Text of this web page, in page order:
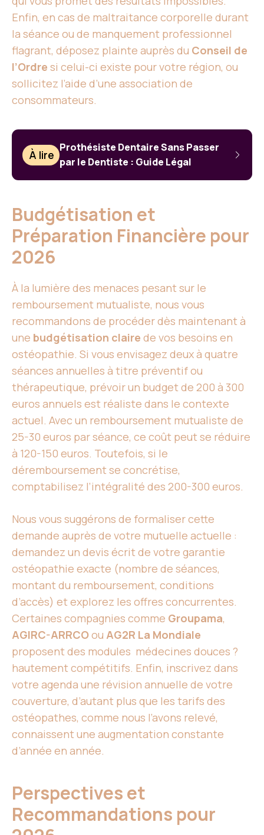
Enfin, en cas de maltraitance corporelle durant
la séance ou de manquement professionnel
flagrant, déposez plainte auprès du Conseil de
l’Ordre si celui-ci existe pour votre région, ou
sollicitez l’aide d’une association de
consommateurs.
À lire
Prothésiste Dentaire Sans Passer
par le Dentiste : Guide Légal
Budgétisation et
Préparation Financière pour
2026
À la lumière des menaces pesant sur le
remboursement mutualiste, nous vous
recommandons de procéder dès maintenant à
une budgétisation claire de vos besoins en
ostéopathie. Si vous envisagez deux à quatre
séances annuelles à titre préventif ou
thérapeutique, prévoir un budget de 200 à 300
euros annuels est réaliste dans le contexte
actuel. Avec un remboursement mutualiste de
25-30 euros par séance, ce coût peut se réduire
à 120-150 euros. Toutefois, si le
déremboursement se concrétise,
comptabilisez l’intégralité des 200-300 euros.
Nous vous suggérons de formaliser cette
demande auprès de votre mutuelle actuelle :
demandez un devis écrit de votre garantie
ostéopathie exacte (nombre de séances,
montant du remboursement, conditions
d’accès) et explorez les offres concurrentes.
Certaines compagnies comme Groupama,
AGIRC-ARRCOou AG2R La Mondiale
proposent des modules médecines douces ?
hautement compétitifs. Enfin, inscrivez dans
votre agenda une révision annuelle de votre
couverture, d’autant plus que les tarifs des
ostéopathes, comme nous l’avons relevé,
connaissent une augmentation constante
d’année en année.
Perspectives et
Recommandations pour